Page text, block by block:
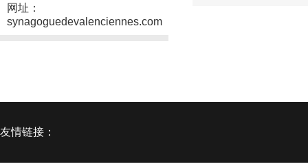
网址：
synagoguedevalenciennes.com
友情链接：